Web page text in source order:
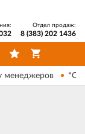
Отдел продаж:
8 (383) 202 1436
менеджеров